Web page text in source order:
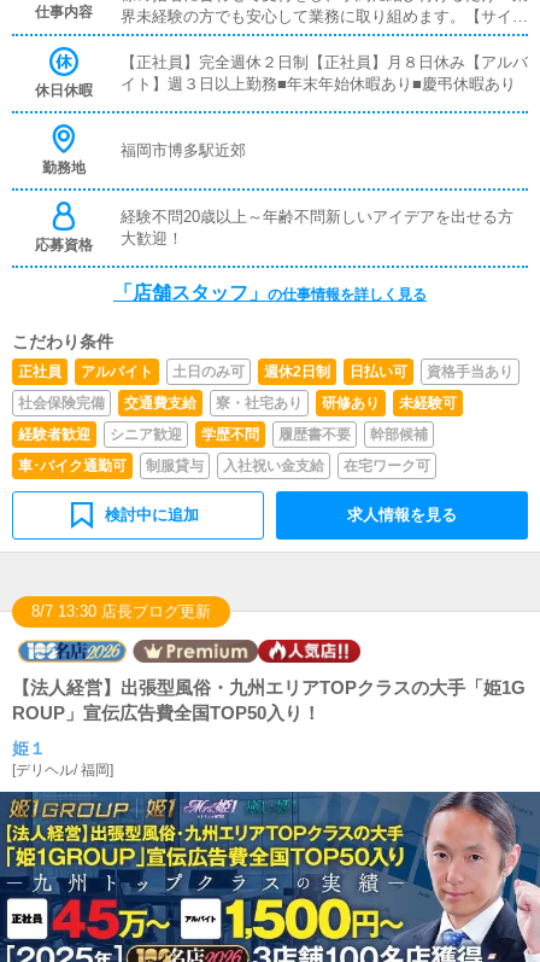
仕事内容
界未経験の方でも安心して業務に取り組めます。【サイト
更新】こちらも特別なスキルなどは特に必要なく、マウス
操作一つで出来る簡単な作業ばかり！PC初心者の方でも
極めて優しい業務内容となっております。【清掃業務】ご
ちらも極めて簡単な作業の一つです。
休日休暇
【正社員】完全週休２日制【正社員】月８日休み【アルバ
イト】週３日以上勤務■年末年始休暇あり■慶弔休暇あり
勤務地
福岡市博多駅近郊
応募資格
経験不問20歳以上～年齢不問新しいアイデアを出せる方
大歓迎！
「店舗スタッフ」 の仕事情報を詳しく見る
こだわり条件
正社員 アルバイト 土日のみ可 週休2日制 日払い可
資格手当あり
社会保険完備
交通費支給 寮・社宅あり 研修あり
未経験可
経験者歓迎
シニア歓迎 学歴不問 履歴書不要
幹部候補
車･バイク通勤可
制服貸与 入社祝い金支給 在宅ワーク可
検討中に追加 求人情報を見る
8/7 13:30 店長ブログ更新
【法人経営】出張型風俗・九州エリアTOPクラスの大手「姫1G
ROUP」宣伝広告費全国TOP50入り！
姫１
[デリヘル/福岡]